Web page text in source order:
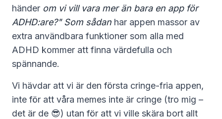
händer om vi vill vara mer än bara en app för
ADHD:are?" Som sådan har appen massor av
extra användbara funktioner som alla med
ADHD kommer att finna värdefulla och
spännande.
Vi hävdar att vi är den första cringe-fria appen,
inte för att våra memes inte är cringe (tro mig –
det är de 😎) utan för att vi ville skära bort allt